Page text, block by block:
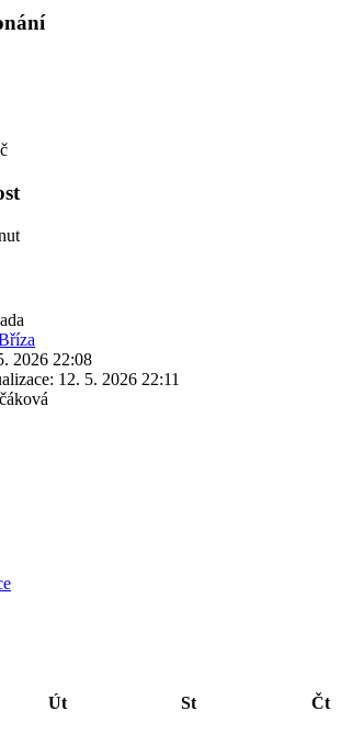
2026 22:08
12. 5. 2026 22:11
Út St Čt